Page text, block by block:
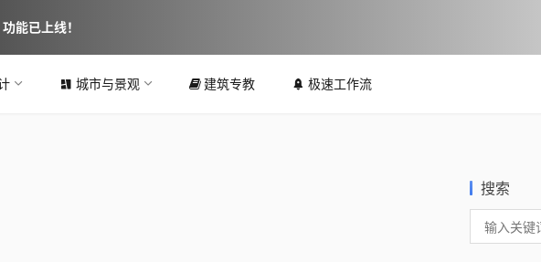
城市与景观 建筑专教 极速工作流
搜索
能已上线！